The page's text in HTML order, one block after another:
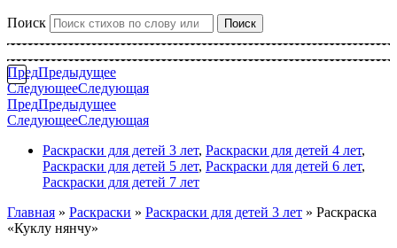
Поиск Поиск
ПредПредыдущее
СледующееСледующая
ПредПредыдущее
СледующееСледующая
Раскраски для детей 3 лет, Раскраски для детей 4 лет,
Раскраски для детей 5 лет, Раскраски для детей 6 лет,
Раскраски для детей 7 лет
Главная » Раскраски » Раскраски для детей 3 лет » Раскраска
«Куклу нянчу»